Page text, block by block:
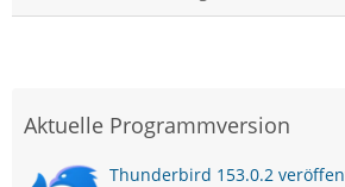
Aktuelle Programmversion
Thunderbird 153.0.2